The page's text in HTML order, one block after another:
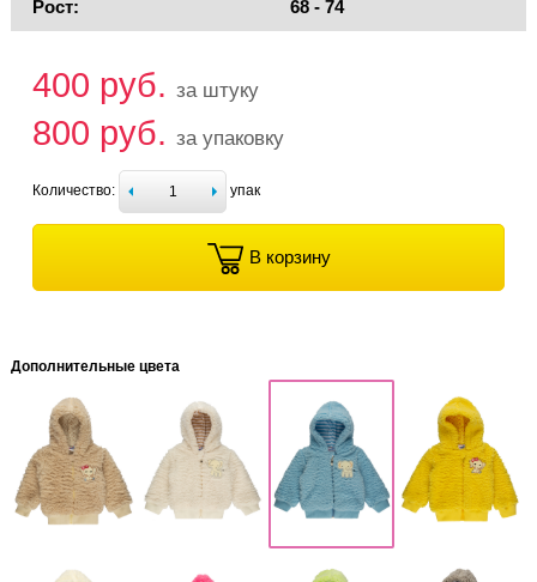
Рост: 68 - 74
400 руб. за штуку
800 руб. за упаковку
Количество: упак
В корзину
Дополнительные цвета